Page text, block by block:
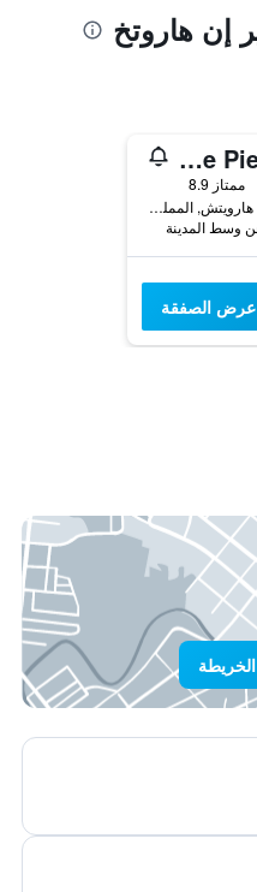
إن هاروتخ
The Pier Hotel
ممتاز 8.9
The Quay 1, هارويتش, المملكة المتحدة
عرض الصفقة